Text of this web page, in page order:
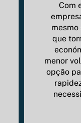
Com
mesmo
que
menor
opção